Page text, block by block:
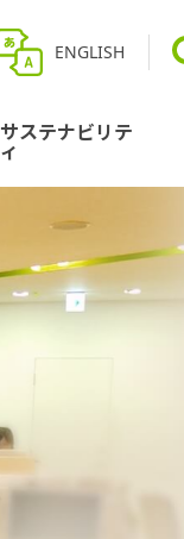
ENGLISH
サステナビリテ
ィ